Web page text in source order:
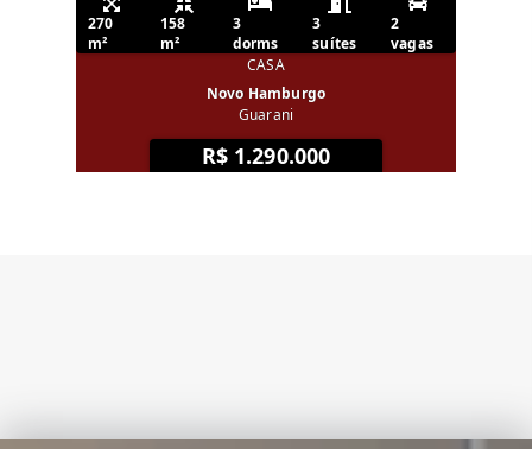
270
m²
158
m²
3
dorms
3
suítes
2
vagas
CASA
Novo Hamburgo
Guarani
R$ 1.290.000